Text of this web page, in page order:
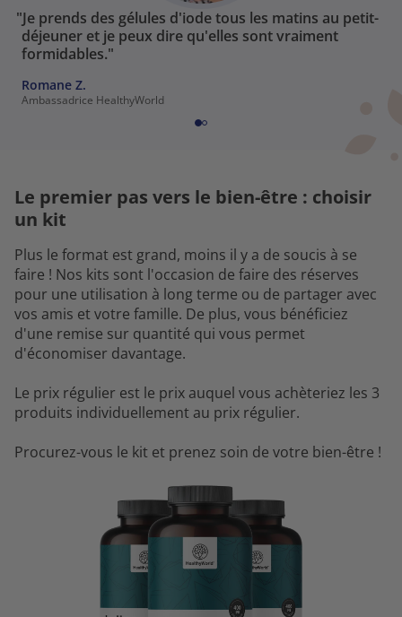
"Je prends des gélules d'iode tous les matins au petit-
déjeuner et je peux dire qu'elles sont vraiment
formidables."
Romane Z.
Ambassadrice HealthyWorld
Le premier pas vers le bien-être : choisir
un kit
Plus le format est grand, moins il y a de soucis à se
faire ! Nos kits sont l'occasion de faire des réserves
pour une utilisation à long terme ou de partager avec
vos amis et votre famille. De plus, vous bénéficiez
d'une remise sur quantité qui vous permet
d'économiser davantage.
Le prix régulier est le prix auquel vous achèteriez les 3
produits individuellement au prix régulier.
Procurez-vous le kit et prenez soin de votre bien-être !